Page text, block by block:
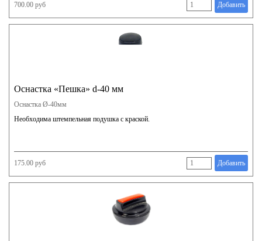
700.00 руб Добавить
Оснастка «Пешка» d-40 мм
Оснастка Ø-40мм
Необходима штемпельная подушка с краской.
175.00 руб Добавить